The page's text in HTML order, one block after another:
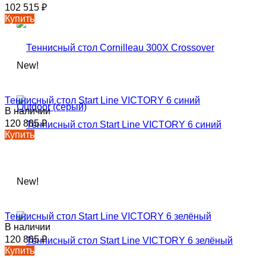
102 515 ₽
Купить
New!
Теннисный стол Start Line VICTORY 6 синий
В наличии
120 885₽
Купить
New!
Теннисный стол Start Line VICTORY 6 зелёный
В наличии
120 885₽
Купить